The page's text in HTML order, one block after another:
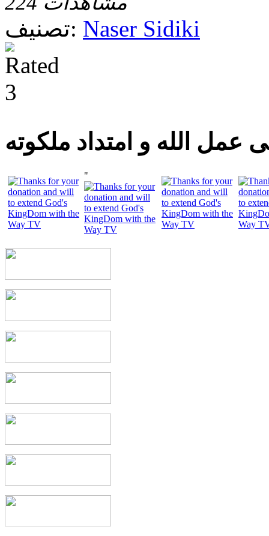
تصنيف: Naser Sidiki
عمل الله و امتداد ملكوته
"